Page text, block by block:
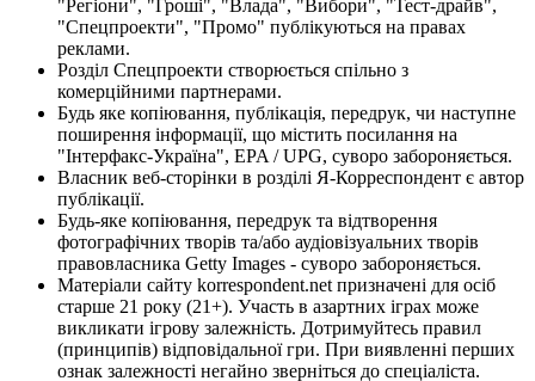
"Регіони", "Гроші", "Влада", "Вибори", "Тест-драйв",
"Спецпроекти", "Промо" публікуються на правах
реклами.
Розділ Спецпроекти створюється спільно з
комерційними партнерами.
Будь яке копіювання, публікація, передрук, чи наступне
поширення інформації, що містить посилання на
"Інтерфакс-Україна", EPA / UPG, суворо забороняється.
Власник веб-сторінки в розділі Я-Корреспондент є автор
публікації.
Будь-яке копіювання, передрук та відтворення
фотографічних творів та/або аудіовізуальних творів
правовласника Getty Images - суворо забороняється.
Матеріали сайту korrespondent.net призначені для осіб
старше 21 року (21+). Участь в азартних іграх може
викликати ігрову залежність. Дотримуйтесь правил
(принципів) відповідальної гри. При виявленні перших
ознак залежності негайно зверніться до спеціаліста.